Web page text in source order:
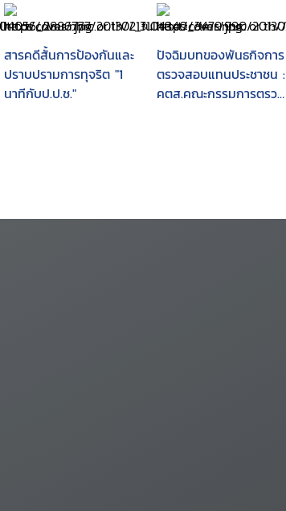
สารคดีสั้นการป้องกันและ
ปราบปรามการทุจริต "1
นาทีกับป.ป.ช."
ปัจฉิมบทของพันธกิจการ
ตรวจสอบแทนประชาชน :
คตส.คณะกรรมการตรวจ